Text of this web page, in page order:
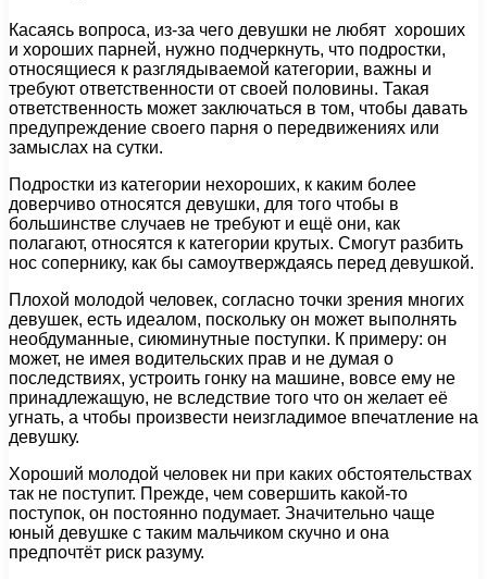
Касаясь вопроса, из-за чего девушки не любят хороших
и хороших парней, нужно подчеркнуть, что подростки,
относящиеся к разглядываемой категории, важны и
требуют ответственности от своей половины. Такая
ответственность может заключаться в том, чтобы давать
предупреждение своего парня о передвижениях или
замыслах на сутки.
Подростки из категории нехороших, к каким более
доверчиво относятся девушки, для того чтобы в
большинстве случаев не требуют и ещё они, как
полагают, относятся к категории крутых. Смогут разбить
нос сопернику, как бы самоутверждаясь перед девушкой.
Плохой молодой человек, согласно точки зрения многих
девушек, есть идеалом, поскольку он может выполнять
необдуманные, сиюминутные поступки. К примеру: он
может, не имея водительских прав и не думая о
последствиях, устроить гонку на машине, вовсе ему не
принадлежащую, не вследствие того что он желает её
угнать, а чтобы произвести неизгладимое впечатление на
девушку.
Хороший молодой человек ни при каких обстоятельствах
так не поступит. Прежде, чем совершить какой-то
поступок, он постоянно подумает. Значительно чаще
юный девушке с таким мальчиком скучно и она
предпочтёт риск разуму.